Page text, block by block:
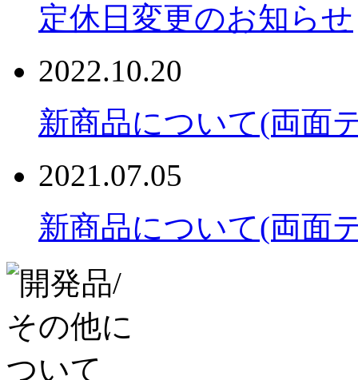
定休日変更のお知らせ
2022.10.20
新商品について(両面
2021.07.05
新商品について(両面